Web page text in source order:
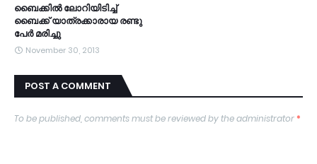
ബൈക്കില്‍ ലോറിയിടിച്ച്
ബൈക്ക് യാത്രക്കാരായ രണ്ടു
പേര്‍ മരിച്ചു
November 30, 2013
POST A COMMENT
To be published, comments must be reviewed by the administrator*